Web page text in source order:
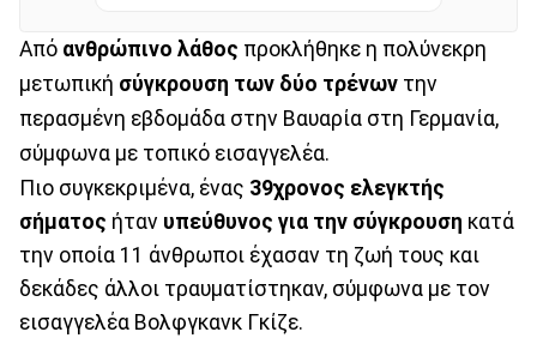
Από ανθρώπινο λάθος προκλήθηκε η πολύνεκρη
μετωπική σύγκρουση των δύο τρένων την
περασμένη εβδομάδα στην Βαυαρία στη Γερμανία,
σύμφωνα με τοπικό εισαγγελέα.
Πιο συγκεκριμένα, ένας 39χρονος ελεγκτής
σήματος ήταν υπεύθυνος για την σύγκρουση κατά
την οποία 11 άνθρωποι έχασαν τη ζωή τους και
δεκάδες άλλοι τραυματίστηκαν, σύμφωνα με τον
εισαγγελέα Βολφγκανκ Γκίζε.